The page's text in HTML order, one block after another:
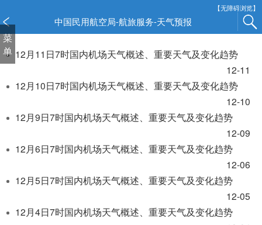
【无障碍浏览】
中国民用航空局-航旅服务-天气预报
菜
单 12月11日7时国内机场天气概述、重要天气及变化趋势
12-11
12月10日7时国内机场天气概述、重要天气及变化趋势
12-10
12月9日7时国内机场天气概述、重要天气及变化趋势
12-09
12月6日7时国内机场天气概述、重要天气及变化趋势
12-06
12月5日7时国内机场天气概述、重要天气及变化趋势
12-05
12月4日7时国内机场天气概述、重要天气及变化趋势
窗
口
打
开
障
说
面,
Alt